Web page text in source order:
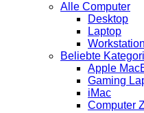
Alle Computer
Desktop
Laptop
Workstation
Beliebte
Apple
Gaming
iMac
Computer